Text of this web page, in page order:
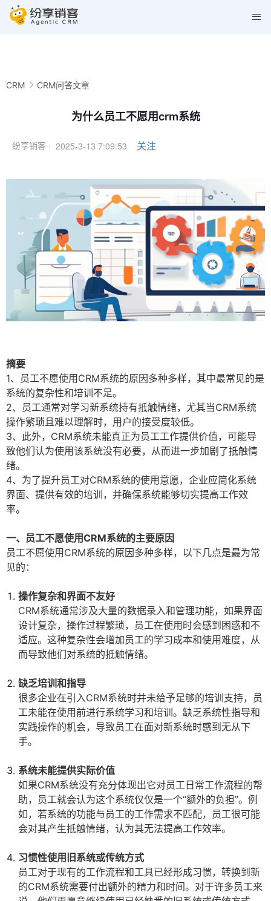
CRM CRM问答文章
为什么员工不愿用crm系统
纷享销客 · 2025-3-13 7:09:53 关注
摘要
1、员工不愿使用CRM系统的原因多种多样，其中最常见的是
系统的复杂性和培训不足。
2、员工通常对学习新系统持有抵触情绪，尤其当CRM系统
操作繁琐且难以理解时，用户的接受度较低。
3、此外，CRM系统未能真正为员工工作提供价值，可能导
致他们认为使用该系统没有必要，从而进一步加剧了抵触情
绪。
4、为了提升员工对CRM系统的使用意愿，企业应简化系统
界面、提供有效的培训，并确保系统能够切实提高工作效
率。
一、员工不愿使用CRM系统的主要原因
员工不愿使用CRM系统的原因多种多样，以下几点是最为常
见的：
操作复杂和界面不友好
CRM系统通常涉及大量的数据录入和管理功能，如果界面
设计复杂，操作过程繁琐，员工在使用时会感到困惑和不
适应。这种复杂性会增加员工的学习成本和使用难度，从
而导致他们对系统的抵触情绪。
缺乏培训和指导
很多企业在引入CRM系统时并未给予足够的培训支持，员
工未能在使用前进行系统学习和培训。缺乏系统性指导和
实践操作的机会，导致员工在面对新系统时感到无从下
手。
系统未能提供实际价值
如果CRM系统没有充分体现出它对员工日常工作流程的帮
助，员工就会认为这个系统仅仅是一个“额外的负担”。例
如，若系统的功能与员工的工作需求不匹配，员工很可能
会对其产生抵触情绪，认为其无法提高工作效率。
习惯性使用旧系统或传统方式
员工对于现有的工作流程和工具已经形成习惯，转换到新
的CRM系统需要付出额外的精力和时间。对于许多员工来